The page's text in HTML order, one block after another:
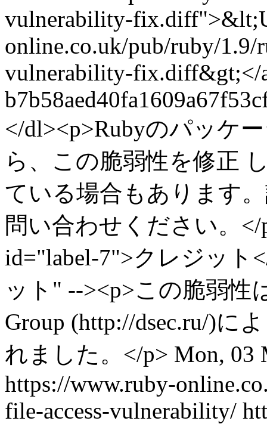
vulnerability-
online.co.uk/pub/ruby/
vulnerability-fix.diff&gt;</
</dl><p>Rubyのパッケ
ら、この脆弱性を修正
ている場合もあります
問い合わせください。</
id="label-7">クレジット
ット" --><p>この脆弱性
Group (http://dsec.ru/)に
れました。</p> Mon, 03
https://www.ruby-
file-access-vulnerability/